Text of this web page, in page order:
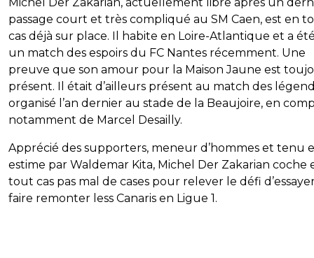
passage court et très compliqué au SM Caen, est en
cas déjà sur place. Il habite en Loire-Atlantique et a
un match des espoirs du FC Nantes récemment. Une
preuve que son amour pour la Maison Jaune est
présent. Il était d’ailleurs présent au match des
organisé l’an dernier au stade de la Beaujoire, en
notamment de Marcel Desailly.
Apprécié des supporters, meneur d’hommes et tenu
estime par Waldemar Kita, Michel Der Zakarian coche
tout cas pas mal de cases pour relever le défi
faire remonter less Canaris en Ligue 1.